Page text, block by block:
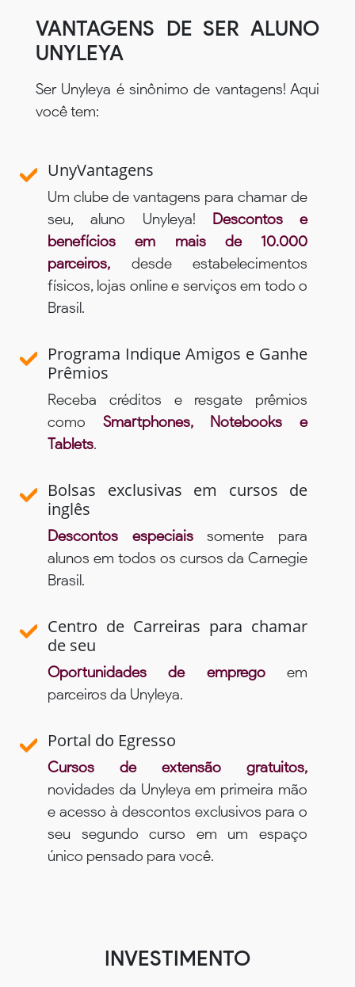
VANTAGENS DE SER ALUNO
UNYLEYA
Ser Unyleya é sinônimo de vantagens! Aqui
você tem:
UnyVantagens
Um clube de vantagens para chamar de
seu, aluno Unyleya! Descontos e
benefícios em mais de 10.000
parceiros, desde estabelecimentos
físicos, lojas online e serviços em todo o
Brasil.
Programa Indique Amigos e Ganhe
Prêmios
Receba créditos e resgate prêmios
como Smartphones, Notebooks e
Tablets.
Bolsas exclusivas em cursos de
inglês
Descontos especiaissomente para
alunos em todos os cursos da Carnegie
Brasil.
Centro de Carreiras para chamar
de seu
Oportunidades de empregoem
parceiros da Unyleya.
Portal do Egresso
Cursos de extensão gratuitos,
novidades da Unyleya em primeira mão
e acesso à descontos exclusivos para o
seu segundo curso em um espaço
único pensado para você.
INVESTIMENTO